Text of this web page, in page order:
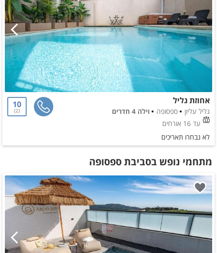
אחוזת גליל
גליל עליון ספסופה
וילה 4 חדרים
עד 16 אורחים
10
2
לא נבחרו תאריכים
מתחמי נופש בסביבת ספסופה